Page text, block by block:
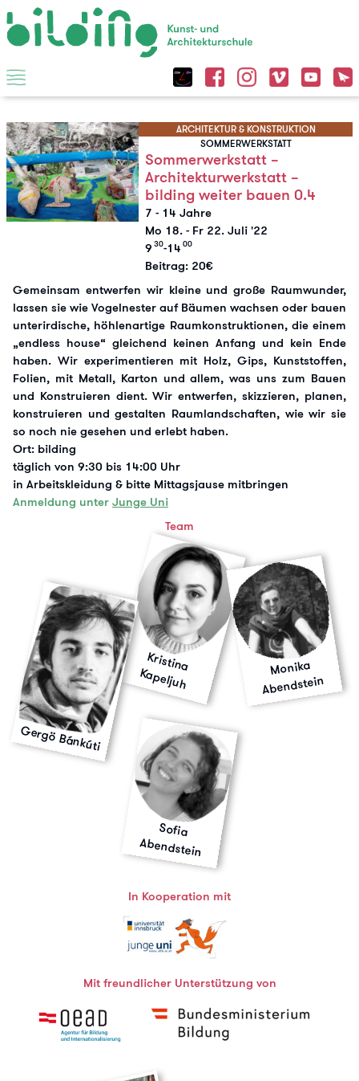
ARCHITEKTUR & KONSTRUKTION
SOMMERWERKSTATT
Sommerwerkstatt –
Architekturwerkstatt –
bilding weiter bauen 0.4
7 - 14 Jahre
Mo 18.- Fr 22. Juli '22
9 30-14 00
Beitrag: 20€
Gemeinsam entwerfen wir kleine und große Raumwunder,
lassen sie wie Vogelnester auf Bäumen wachsen oder bauen
unterirdische, höhlenartige Raumkonstruktionen, die einem
„endless house“ gleichend keinen Anfang und kein Ende
haben. Wir experimentieren mit Holz, Gips, Kunststoffen,
Folien, mit Metall, Karton und allem, was uns zum Bauen
und Konstruieren dient. Wir entwerfen, skizzieren, planen,
konstruieren und gestalten Raumlandschaften, wie wir sie
so noch nie gesehen und erlebt haben.
Ort: bilding
täglich von 9:30 bis 14:00 Uhr
in Arbeitskleidung & bitte Mittagsjause mitbringen
Anmeldung unter Junge Uni
Team
Gergö Bánkúti
K
ristin
a
K
a
p
e
lju
h Monika
Abendstein
Sofia
Abendstein
In Kooperation mit
Mit freundlicher Unterstützung von